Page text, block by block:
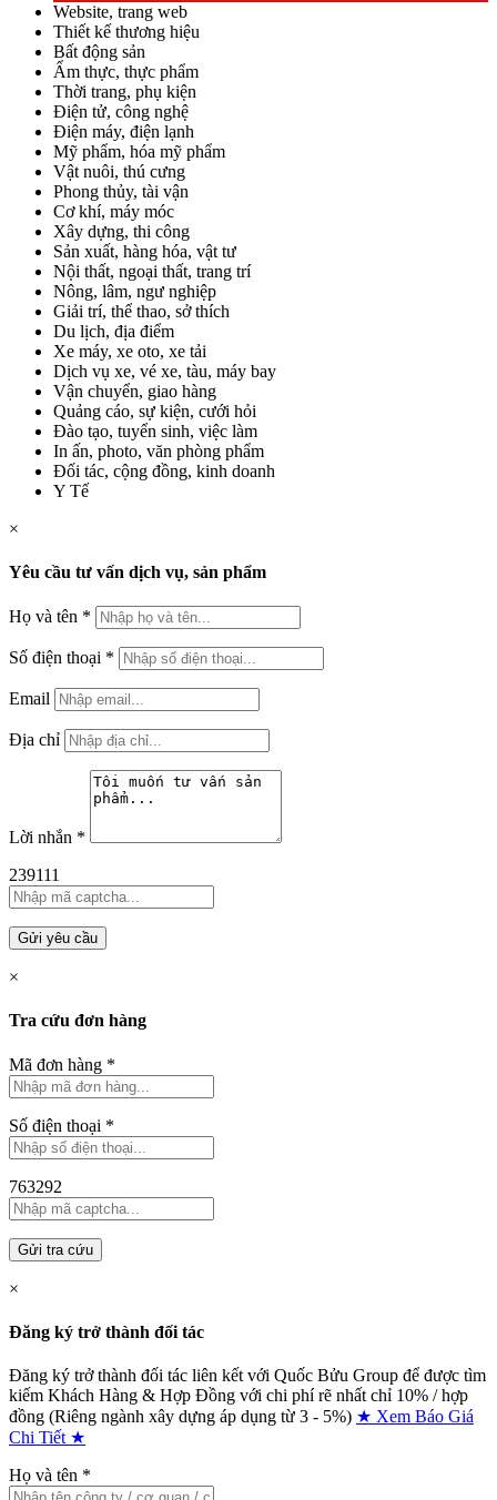
Website, trang web
Thiết kế thương hiệu
Bất động sản
Ẩm thực, thực phẩm
Thời trang, phụ kiện
Điện tử, công nghệ
Điện máy, điện lạnh
Mỹ phẩm, hóa mỹ phẩm
Vật nuôi, thú cưng
Phong thủy, tài vận
Cơ khí, máy móc
Xây dựng, thi công
Sản xuất, hàng hóa, vật tư
Nội thất, ngoại thất, trang trí
Nông, lâm, ngư nghiệp
Giải trí, thể thao, sở thích
Du lịch, địa điểm
Xe máy, xe oto, xe tải
Dịch vụ xe, vé xe, tàu, máy bay
Vận chuyển, giao hàng
Quảng cáo, sự kiện, cưới hỏi
Đào tạo, tuyển sinh, việc làm
In ấn, photo, văn phòng phẩm
Đối tác, cộng đồng, kinh doanh
Y Tế
×
Yêu cầu tư vấn dịch vụ, sản phẩm
Họ và tên *
Số điện thoại *
Email
Địa chỉ
Lời nhắn *
239111
Gửi yêu cầu
×
Tra cứu đơn hàng
Mã đơn hàng *
Số điện thoại *
763292
Gửi tra cứu
×
Đăng ký trở thành đối tác
Đăng ký trở thành đối tác liên kết với Quốc Bửu Group để được tìm
kiếm Khách Hàng & Hợp Đồng với chi phí rẽ nhất chỉ 10% / hợp
đồng (Riêng ngành xây dựng áp dụng từ 3 - 5%) ★ Xem Báo Giá
Chi Tiết ★
Họ và tên *